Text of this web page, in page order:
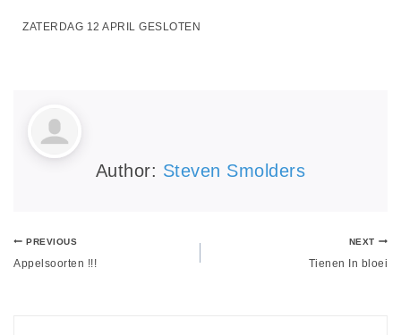
ZATERDAG 12 APRIL GESLOTEN
Author: Steven Smolders
PREVIOUS
Appelsoorten !!!
NEXT
Tienen In bloei